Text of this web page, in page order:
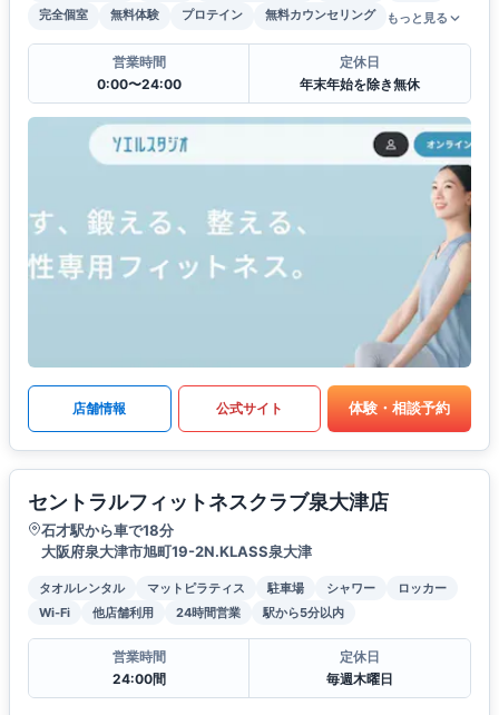
完全個室
無料体験 プロテイン 無料カウンセリング もっと見る
営業時間
0:00〜24:00
定休日
年末年始を除き無休
店舗情報 公式サイト 体験・相談予約
セントラルフィットネスクラブ泉大津店
石才駅から車で18分
大阪府泉大津市旭町19-2N.KLASS泉大津
タオルレンタル マットピラティス 駐車場 シャワー
ロッカー
Wi-Fi
他店舗利用 24時間営業 駅から5分以内
営業時間
24:00間
定休日
毎週木曜日